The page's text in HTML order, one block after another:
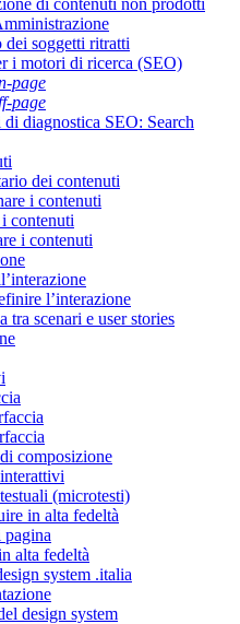
di contenuti non prodotti
dei soggetti ritratti
i motori di ricerca (SEO)
page
page
diagnostica SEO: Search
dei contenuti
i contenuti
contenuti
i contenuti
l’interazione
tra scenari e user stories
composizione
(microtesti)
in alta fedeltà
alta fedeltà
system .italia
design system